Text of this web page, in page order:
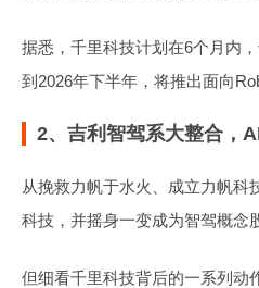
据悉，千里科技计划在6个月内
到2026年下半年，将推出面向
2、吉利智驾系大整合，
从挽救力帆于水火、成立力帆
科技，并摇身一变成为智驾概念
但细看千里科技背后的一系列动